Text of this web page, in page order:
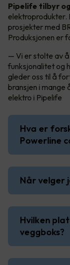
Pipelife tilbyr
elektroprodukter.
prosjekter med
Produksjonen er
— Vi er stolte av
funksjonalitet og
gleder oss til å
bransjen i mange
elektro i Pipelife
Hva er
Powerline
Når velger
Hvilken
veggboks?